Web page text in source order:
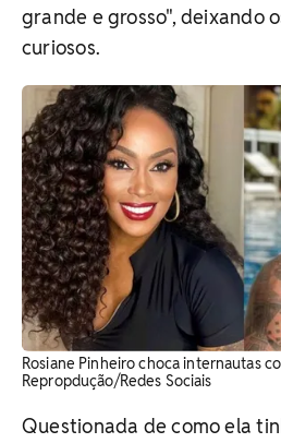
grande e grosso", deixando
curiosos.
Rosiane Pinheiro choca internautas
Repropdução/Redes Sociais
Questionada de como ela